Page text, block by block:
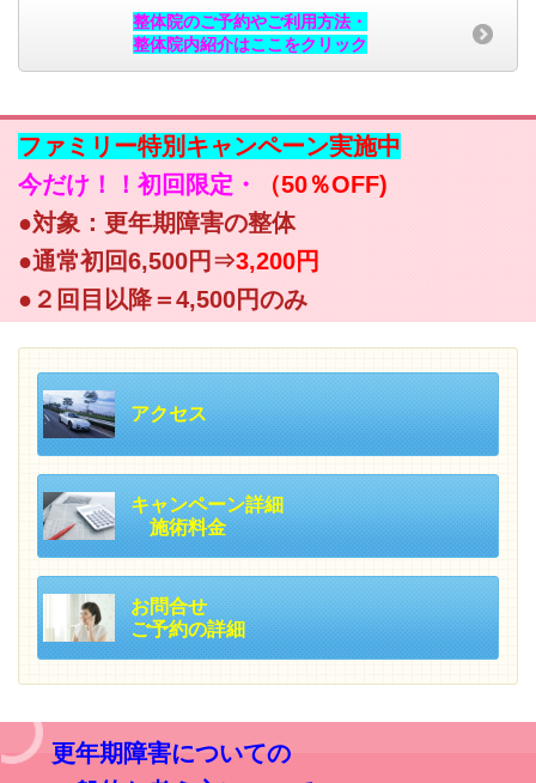
整体院のご予約やご利用方法・
整体院内紹介はここをクリック
ファミリー特別キャンペーン実施中
今だけ！！初回限定・
（50％OFF)
●対象：更年期障害の整体
●通常初回6,500円⇒3,200円
●２回目以降＝4,500円のみ
アクセス
キャンペーン詳細
施術料金
お問合せ
ご予約の詳細
更年期障害についての